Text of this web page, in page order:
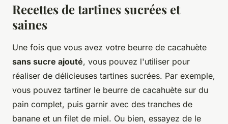
Recettes de tartines sucrées et
saines
Une fois que vous avez votre beurre de cacahuète
sans sucre ajouté, vous pouvez l'utiliser pour
réaliser de délicieuses tartines sucrées. Par exemple,
vous pouvez tartiner le beurre de cacahuète sur du
pain complet, puis garnir avec des tranches de
banane et un filet de miel. Ou bien, essayez de le